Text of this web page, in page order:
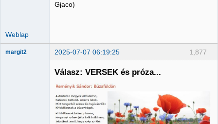
Gjaco)
Weblap
1,877
margit2 2025-07-07 06:19:25
Válasz: VERSEK és próza...